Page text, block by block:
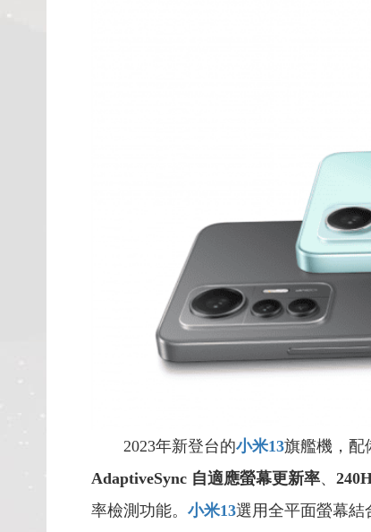
2023年新登台的小米13旗艦機，配
AdaptiveSync 自適應螢幕更新率、
率檢測功能。 小米13選用全平面螢幕結